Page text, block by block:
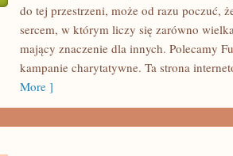
do tej przestrzeni, może od razu poczuć,
sercem, w którym liczy się zarówno
mający znaczenie dla innych. Polecamy
kampanie charytatywne. Ta strona
More ]